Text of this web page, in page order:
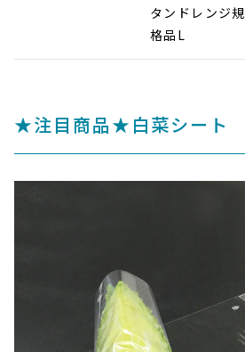
タンドレンジ規
格品L
★注目商品★白菜シート